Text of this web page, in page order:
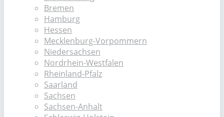
Bremen
Hamburg
Hessen
Mecklenburg-Vorpommern
Niedersachsen
Nordrhein-Westfalen
Rheinland-Pfalz
Saarland
Sachsen
Sachsen-Anhalt